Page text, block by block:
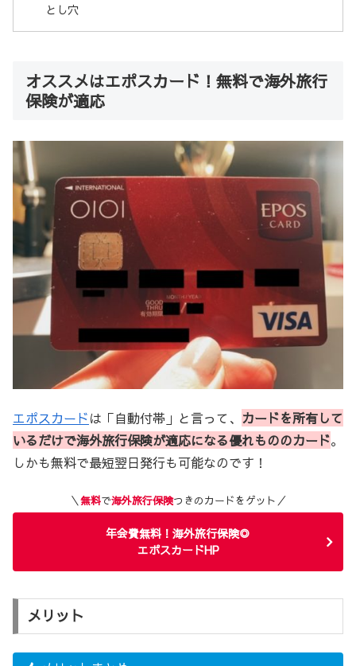
とし穴
オススメはエポスカード！無料で海外旅行
保険が適応
エポスカードは「自動付帯」と言って、 カードを所有して
いるだけで海外旅行保険が適応になる優れもののカード。
しかも無料で最短翌日発行も可能なのです！
＼無料で海外旅行保険つきのカードをゲット／
年会費無料！海外旅行保険◎
エポスカードHP
メリット